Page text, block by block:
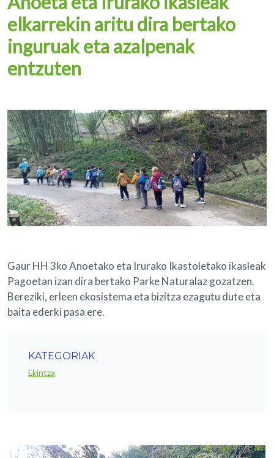
elkarrekin aritu dira bertako
inguruak eta azalpenak
entzuten
Gaur HH 3ko Anoetako eta Irurako Ikastoletako ikasleak
Pagoetan izan dira bertako Parke Naturalaz gozatzen.
Bereziki, erleen ekosistema eta bizitza ezagutu dute eta
baita ederki pasa ere.
KATEGORIAK
Ekintza